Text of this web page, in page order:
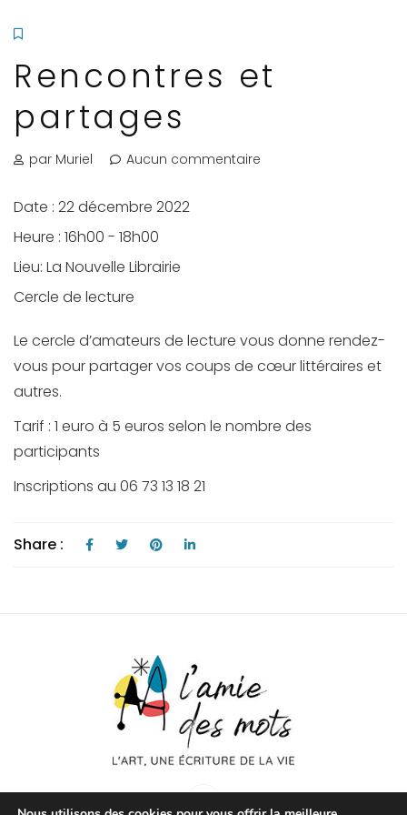
Rencontres et
partages
par Muriel Aucun commentaire
Date : 22 décembre 2022
Heure : 16h00 - 18h00
Lieu: La Nouvelle Librairie
Cercle de lecture
Le cercle d’amateurs de lecture vous donne rendez-
vous pour partager vos coups de cœur littéraires et
autres.
Tarif : 1 euro à 5 euros selon le nombre des
participants
Inscriptions au 06 73 13 18 21
Share :